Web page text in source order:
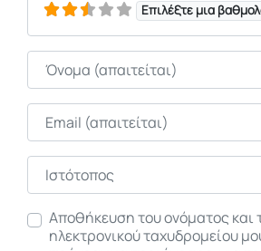
Επιλέξτε μια
Όνομα
Email
Ιστότοπος
Αποθήκευση του ονόματος και
ηλεκτρονικού ταχυδρομείου